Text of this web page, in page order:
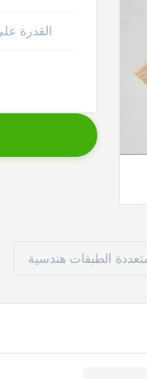
القدرة
الطبقات هندسية